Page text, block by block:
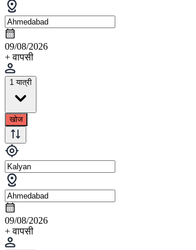
09/08/2026
+ वापसी
1 यात्री
खोज
09/08/2026
+ वापसी